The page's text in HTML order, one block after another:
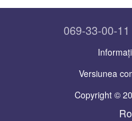
069-33-00-11
Versiunea
Copyright ©
Ro